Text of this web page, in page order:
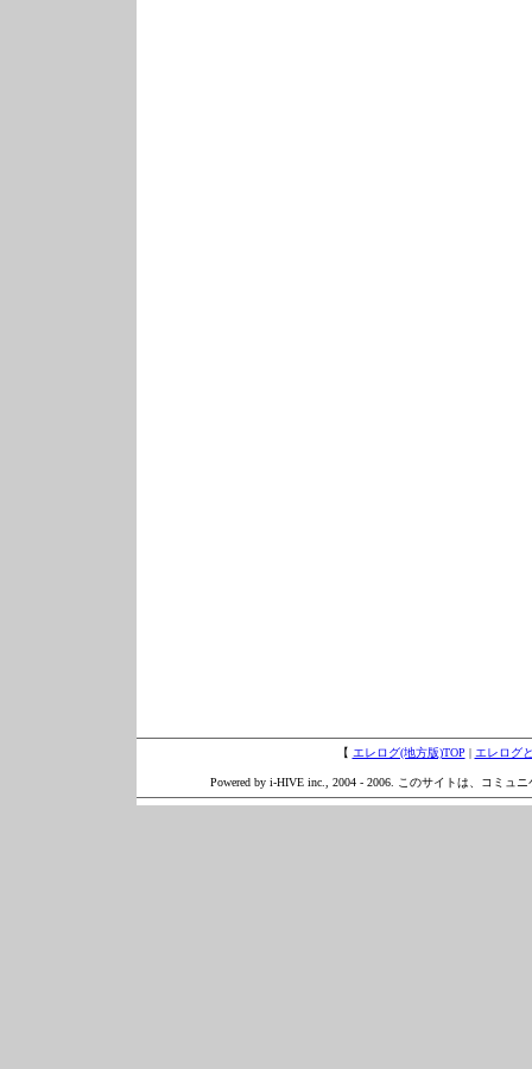
【 エレログ(地方版)TOP | エレログ
Powered by i-HIVE inc., 2004 - 2006. このサイトは、コミュ